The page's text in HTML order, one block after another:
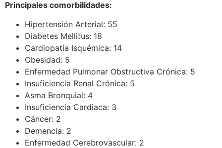
Principales comorbilidades:
Hipertensión Arterial: 55
Diabetes Mellitus: 18
Cardiopatía Isquémica: 14
Obesidad: 5
Enfermedad Pulmonar Obstructiva Crónica: 5
Insuficiencia Renal Crónica: 5
Asma Bronquial: 4
Insuficiencia Cardiaca: 3
Cáncer: 2
Demencia: 2
Enfermedad Cerebrovascular: 2